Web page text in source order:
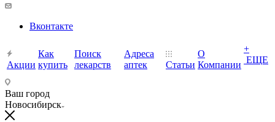
Вконтакте
Акции
Как
купить
Поиск
лекарств
Адреса
аптек
Статьи
О
Компании
+
ЕЩЕ
Ваш город
Новосибирск